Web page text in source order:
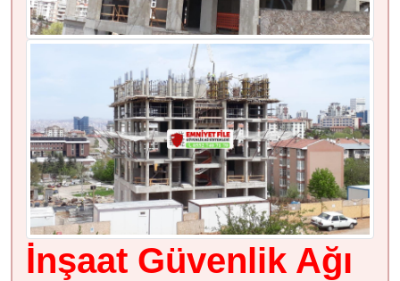
İnşaat Güvenlik Ağı